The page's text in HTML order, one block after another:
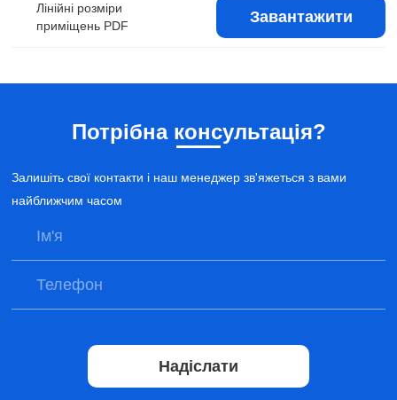
Лінійні розміри
приміщень PDF
Завантажити
Потрібна консультація?
Залишіть свої контакти і наш менеджер зв'яжеться з вами
найближчим часом
Надіслати